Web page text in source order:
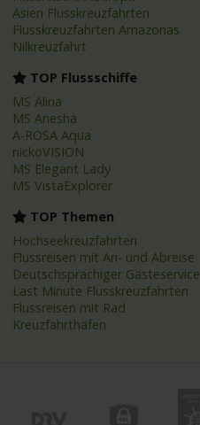
Asien Flusskreuzfahrten
Flusskreuzfahrten Amazonas
Nilkreuzfahrt
TOP Flussschiffe
MS Alina
MS Anesha
A-ROSA Aqua
nickoVISION
MS Elegant Lady
MS VistaExplorer
TOP Themen
Hochseekreuzfahrten
Flussreisen mit An- und Abreise
Deutschsprachiger Gästeservice
Last Minute Flusskreuzfahrten
Flussreisen mit Rad
Kreuzfahrthäfen